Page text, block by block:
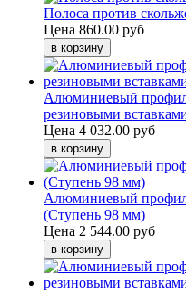
Полоса против
Цена 860.00 руб
Алюминиевый
резиновыми
Цена 4 032.00 руб
Алюминиевый
(Ступень 98 мм)
Цена 2 544.00 руб